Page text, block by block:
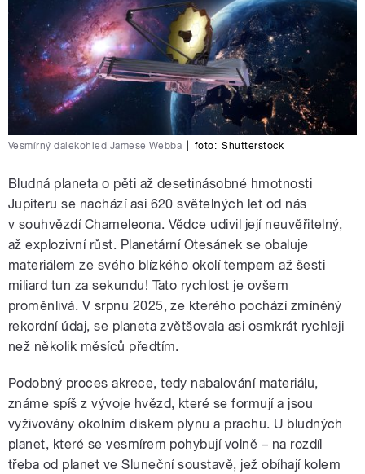
Vesmírný dalekohled Jamese Webba foto: Shutterstock
Bludná planeta o pěti až desetinásobné hmotnosti
Jupiteru se nachází asi 620 světelných let od nás
v souhvězdí Chameleona. Vědce udivil její neuvěřitelný,
až explozivní růst. Planetární Otesánek se obaluje
materiálem ze svého blízkého okolí tempem až šesti
miliard tun za sekundu! Tato rychlost je ovšem
proměnlivá. V srpnu 2025, ze kterého pochází zmíněný
rekordní údaj, se planeta zvětšovala asi osmkrát rychleji
než několik měsíců předtím.
Podobný proces akrece, tedy nabalování materiálu,
známe spíš z vývoje hvězd, které se formují a jsou
vyživovány okolním diskem plynu a prachu. U bludných
planet, které se vesmírem pohybují volně – na rozdíl
třeba od planet ve Sluneční soustavě, jež obíhají kolem